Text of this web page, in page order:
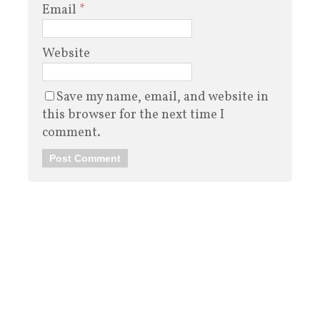
Email *
Website
Save my name, email, and website in
this browser for the next time I
comment.